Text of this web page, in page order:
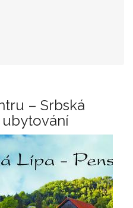
– Srbská
ubytování